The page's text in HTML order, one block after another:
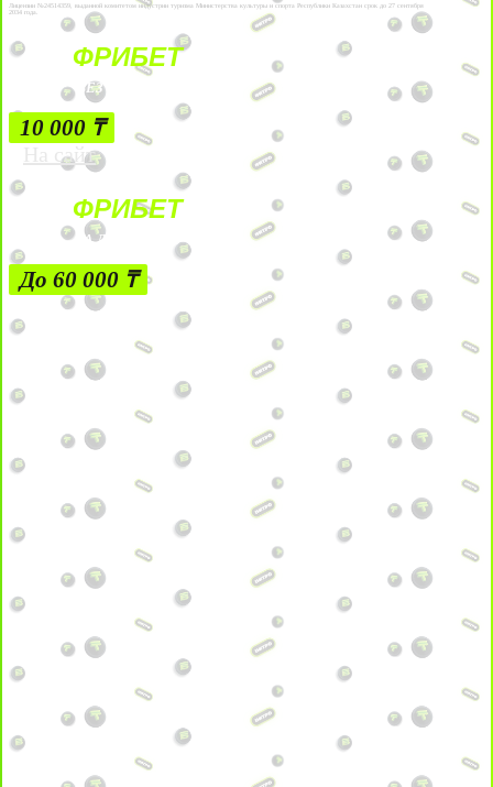
Лицензии №24514359, выданной комитетом индустрии туризма Министерства культуры и спорта Республики Казахстан срок до 27 сентября
2034 года.
ФРИБЕТ
БЕЗ УСЛОВИЙ
10 000 ₸
На сайт
ФРИБЕТ
ЗА ДЕПОЗИТЫ
До 60 000 ₸